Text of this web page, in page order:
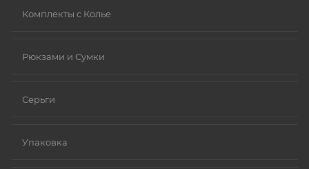
Комплекты с Колье
Рюкзами и Сумки
Серьги
Упаковка